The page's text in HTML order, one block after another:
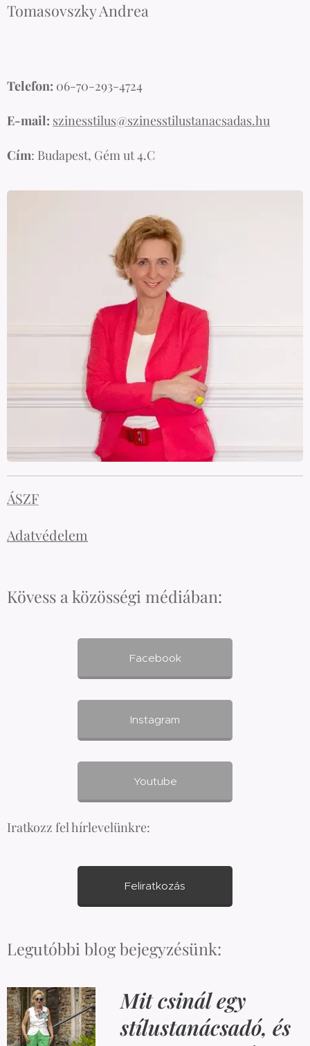
Tomasovszky Andrea
Telefon: 06-70-293-4724
E-mail: szinesstilus@szinesstilustanacsadas.hu
Cím: Budapest, Gém ut 4.C
ÁSZF
Adatvédelem
Kövess a közösségi médiában:
Facebook
Instagram
Youtube
Iratkozz fel hírlevelünkre:
Feliratkozás
Legutóbbi blog bejegyzésünk:
Mit csinál egy
stílustanácsadó, és